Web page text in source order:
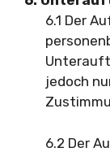
6.1 Der
jedoch
6.2 Der